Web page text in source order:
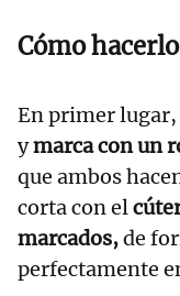
Cómo hacerlo
En primer lugar,
ymarca con un
que ambos
corta con el
marcados,de
perfectamente